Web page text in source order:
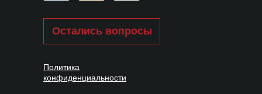
Остались вопросы
Политика
конфиденциальности